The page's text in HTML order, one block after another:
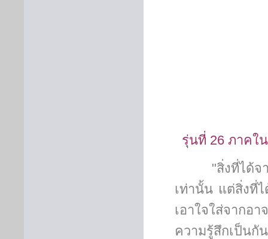
รุ่นที่ 26 ภาคใ
"สิ่งที่ได้จ
เท่านั้น แต่สิ่งที่
เอาใจใส่จากอ
ความรู้สึกเป็นกั